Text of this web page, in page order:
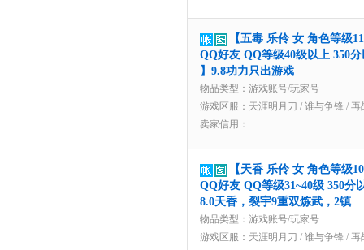
【五毒 乐伶 女 角色等级
QQ好友 QQ等级40级以上 350
】9.8功力只出游戏
物品类型：游戏账号/玩家号
游戏区服： 天涯明月刀 / 谁与争锋 / 再
卖家信用：
【天香 乐伶 女 角色等级
QQ好友 QQ等级31~40级 350分
8.0天香，裂宇9重双炼武，2镇
物品类型：游戏账号/玩家号
游戏区服： 天涯明月刀 / 谁与争锋 / 再